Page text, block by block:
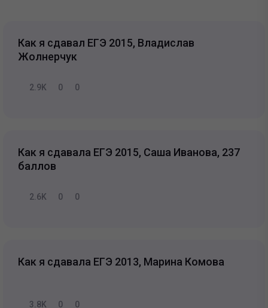
Как я сдавал ЕГЭ 2015, Владислав
Жолнерчук
2.9K 0 0
Как я сдавала ЕГЭ 2015, Саша Иванова, 237
баллов
2.6K 0 0
Как я сдавала ЕГЭ 2013, Марина Комова
3.8K 0 0